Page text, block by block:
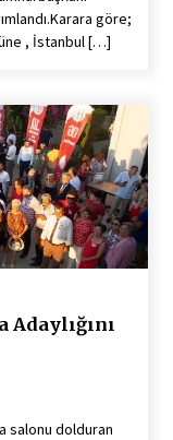
göre;
, İstanbul […]
Adaylığını
salonu dolduran